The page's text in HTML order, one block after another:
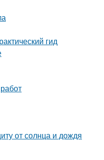
гид
от солнца и дождя